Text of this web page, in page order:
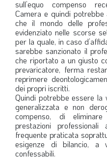
sull’equo compenso
Camera e quindi
che il mondo delle
evidenziato nelle scorse
per la quale, in caso
sarebbe sanzionato il
che riportato a un giusto
prevaricatore, ferma
reprimere
dei propri iscritti.
Quindi potrebbe essere la
generalizzata e non
compenso, di
prestazioni
frequente praticata
esigenze di bilancio, a
confessabili.